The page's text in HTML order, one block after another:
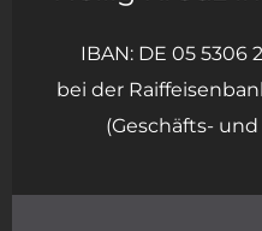
IBAN: DE 05 5306
bei der
(Geschäfts-